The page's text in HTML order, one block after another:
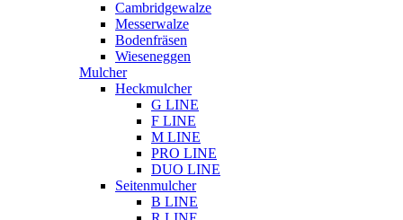
Cambridgewalze
Messerwalze
Bodenfräsen
Wieseneggen
Mulcher
Heckmulcher
G LINE
F LINE
M LINE
PRO LINE
DUO LINE
Seitenmulcher
B LINE